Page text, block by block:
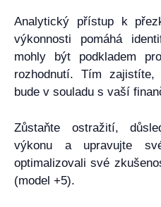
Analytický přístup k
výkonnosti pomáhá
mohly být podkladem
rozhodnutí. Tím
bude v souladu s vaší
Zůstaňte ostražití,
výkonu a upravujte
optimalizovali své
(model +5).